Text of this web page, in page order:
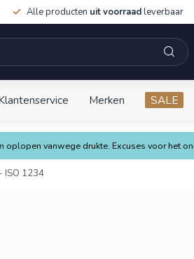
Alle producten uit voorraadleverbaar
Merken SALE
oplopen vanwege drukte. Excuses voor het
ISO 1234